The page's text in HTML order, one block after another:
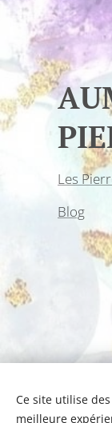
Les
Blog
Ce site utilise
meilleure